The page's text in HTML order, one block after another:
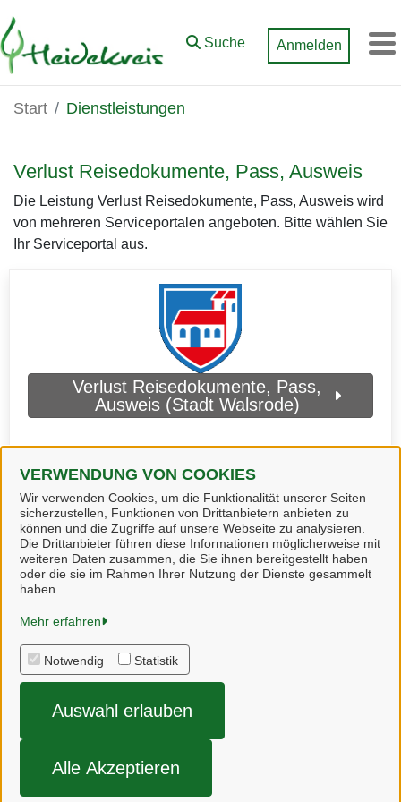
Zum Hauptinhalt springen
VERWENDUNG VON COOKIES
Wir verwenden Cookies, um die Funktionalität unserer Seiten
sicherzustellen, Funktionen von Drittanbietern anbieten zu
können und die Zugriffe auf unsere Webseite zu analysieren.
Die Drittanbieter führen diese Informationen möglicherweise mit
weiteren Daten zusammen, die Sie ihnen bereitgestellt haben
oder die sie im Rahmen Ihrer Nutzung der Dienste gesammelt
haben.
Mehr erfahren
Notwendig Statistik
Auswahl erlauben
Alle Akzeptieren
Suche Anmelden
Start Dienstleistungen
Verlust Reisedokumente, Pass, Ausweis
Die Leistung Verlust Reisedokumente, Pass, Ausweis wird
von mehreren Serviceportalen angeboten. Bitte wählen Sie
Ihr Serviceportal aus.
Verlust Reisedokumente, Pass,
Ausweis (Stadt Walsrode)
Heidekreis
Alle Rechte vorbehalten
Barrierefreiheit